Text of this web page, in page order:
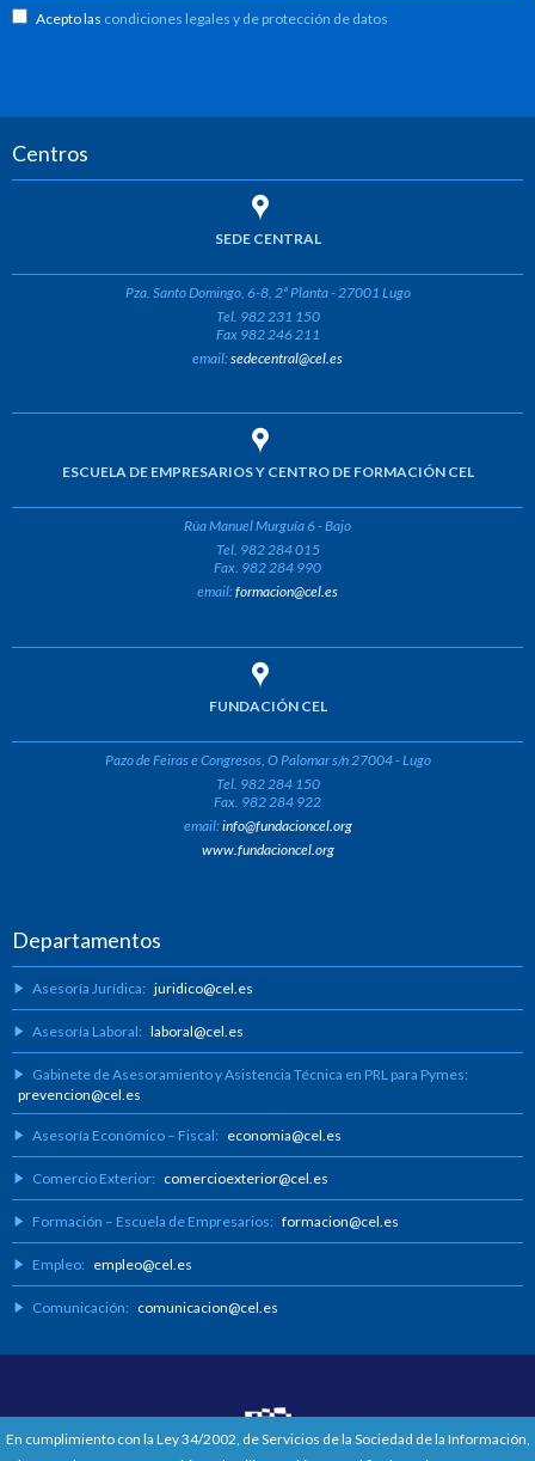
Acepto las condiciones legales y de protección de datos
Centros
SEDE CENTRAL
Pza. Santo Domingo, 6-8, 2ª Planta - 27001 Lugo
Tel. 982 231 150
Fax 982 246 211
email:sedecentral@cel.es
ESCUELA DE EMPRESARIOS Y CENTRO DE FORMACIÓN CEL
Rúa Manuel Murguía 6 - Bajo
Tel. 982 284 015
Fax. 982 284 990
email:formacion@cel.es
FUNDACIÓN CEL
Pazo de Feiras e Congresos, O Palomar s/n 27004 - Lugo
Tel. 982 284 150
Fax. 982 284 922
email:info@fundacioncel.org
www.fundacioncel.org
Departamentos
Asesoría Jurídica: juridico@cel.es
Asesoría Laboral: laboral@cel.es
Gabinete de Asesoramiento y Asistencia Técnica en PRL para Pymes:
prevencion@cel.es
Asesoría Económico – Fiscal: economia@cel.es
Comercio Exterior: comercioexterior@cel.es
Formación – Escuela de Empresarios: formacion@cel.es
Empleo: empleo@cel.es
Comunicación: comunicacion@cel.es
En cumplimiento con la Ley 34/2002, de Servicios de la Sociedad de la Información,